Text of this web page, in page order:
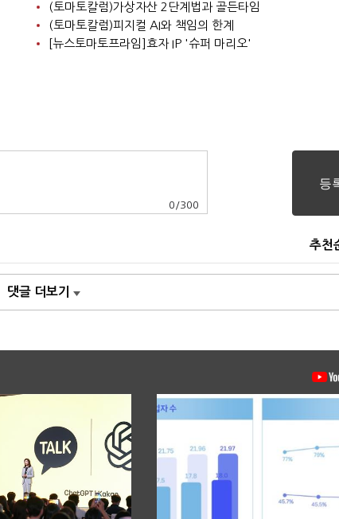
(토마토칼럼)가상자산 2단계법과 골든타임
(토마토칼럼)피지컬 AI와 책임의 한계
[뉴스토마토프라임]효자 IP '슈퍼 마리오'
0 /300
추천
댓글 더보기